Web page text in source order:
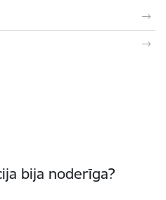
bija noderīga?